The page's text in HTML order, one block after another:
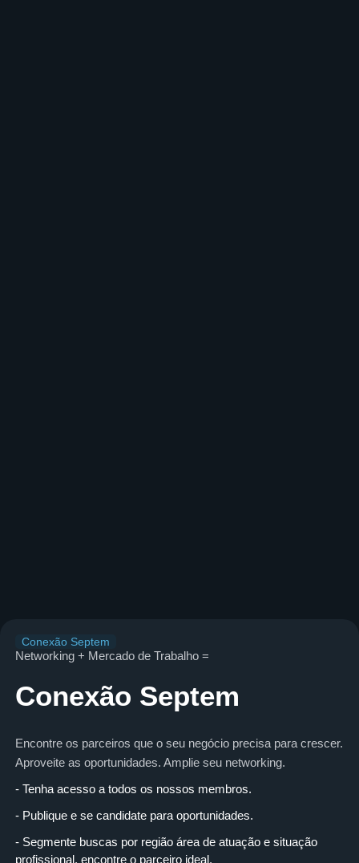
Conexão Septem
Networking + Mercado de Trabalho =
Conexão Septem
Encontre os parceiros que o seu negócio precisa para crescer.
Aproveite as oportunidades. Amplie seu networking.
- Tenha acesso a todos os nossos membros.
- Publique e se candidate para oportunidades.
- Segmente buscas por região área de atuação e situação
profissional, encontre o parceiro ideal.